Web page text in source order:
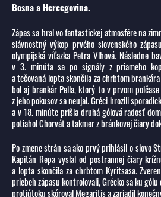
Bosna a Hercegovina.
Zápas sa hral vo fantastickej atmosfére na
slávnostný výkop prvého slovenského
olympijská víťazka Petra Vlhová. Následne
v 3. minúta sa po signály z priameho
a tečovaná lopta skončila za chrbtom
bol aj brankár Pella, ktorý to v prvom
z jeho pokusov sa neujal. Gréci hrozili
a v 18. minúte prišla druhá gólová radosť
potiahol Chorvát a takmer z bránkovej čiary
Po zmene strán sa ako prvý prihlásil o slovo
Kapitán Repa vyslal od postrannej čiary
a lopta skončila za chrbtom Kyritsasa.
priebeh zápasu kontrolovali, Grécko sa ku gólu
protiútoku skóroval Megaritis a zariadil